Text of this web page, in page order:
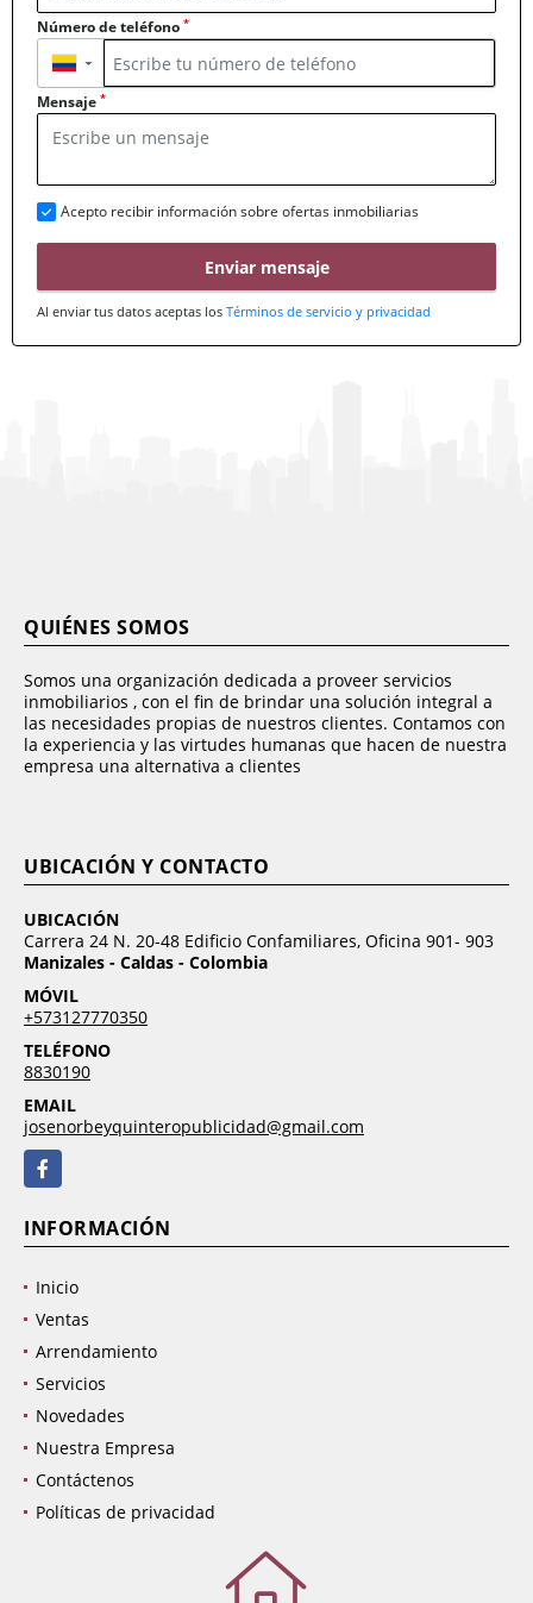
Número de teléfono *
▼
Mensaje *
Acepto recibir información sobre ofertas inmobiliarias
Enviar mensaje
Al enviar tus datos aceptas los Términos de servicio y privacidad
QUIÉNES SOMOS
Somos una organización dedicada a proveer servicios
inmobiliarios , con el fin de brindar una solución integral a
las necesidades propias de nuestros clientes. Contamos con
la experiencia y las virtudes humanas que hacen de nuestra
empresa una alternativa a clientes
UBICACIÓN Y CONTACTO
UBICACIÓN
Carrera 24 N. 20-48 Edificio Confamiliares, Oficina 901- 903
Manizales - Caldas - Colombia
MÓVIL
+573127770350
TELÉFONO
8830190
EMAIL
josenorbeyquinteropublicidad@gmail.com
Facebook
INFORMACIÓN
Inicio
Ventas
Arrendamiento
Servicios
Novedades
Nuestra Empresa
Contáctenos
Políticas de privacidad